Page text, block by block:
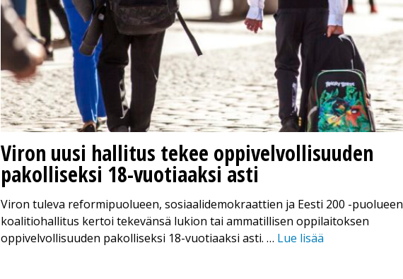
Viron uusi hallitus tekee oppivelvollisuuden
pakolliseksi 18-vuotiaaksi asti
Viron tuleva reformipuolueen, sosiaalidemokraattien ja Eesti 200 -puolueen
koalitiohallitus kertoi tekevänsä lukion tai ammatillisen oppilaitoksen
oppivelvollisuuden pakolliseksi 18-vuotiaaksi asti. … Lue lisää